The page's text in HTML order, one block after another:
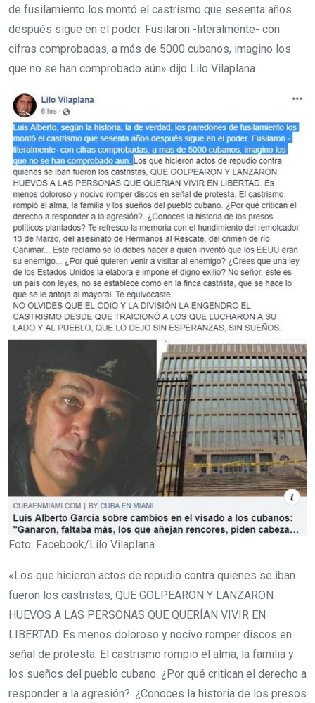
de fusilamiento los montó el castrismo que sesenta años
después sigue en el poder. Fusilaron -literalmente- con
cifras comprobadas, a más de 5000 cubanos, imagino los
que no se han comprobado aún» dijo Lilo Vilaplana.
Foto: Facebook/Lilo Vilaplana
«Los que hicieron actos de repudio contra quienes se iban
fueron los castristas, QUE GOLPEARON Y LANZARON
HUEVOS A LAS PERSONAS QUE QUERÍAN VIVIR EN
LIBERTAD. Es menos doloroso y nocivo romper discos en
señal de protesta. El castrismo rompió el alma, la familia y
los sueños del pueblo cubano. ¿Por qué critican el derecho a
responder a la agresión?. ¿Conoces la historia de los presos